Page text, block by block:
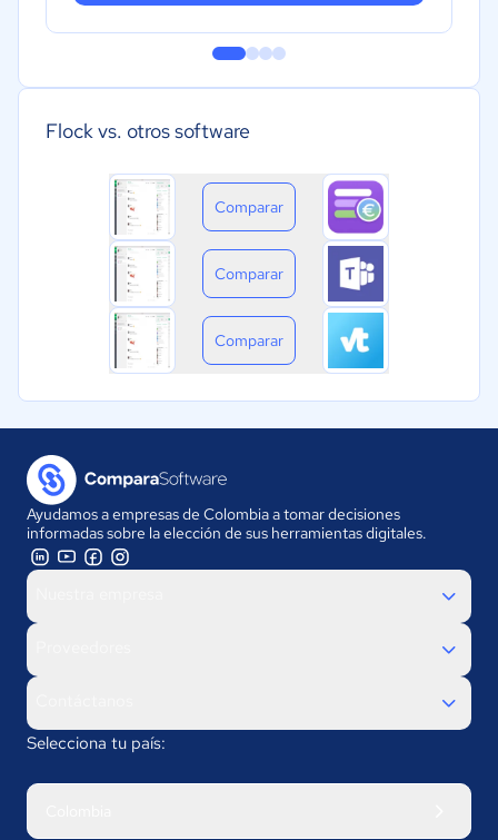
Flock vs. otros software
Comparar
Comparar
Comparar
Ayudamos a empresas de Colombia a tomar decisiones
informadas sobre la elección de sus herramientas digitales.
Selecciona tu país: